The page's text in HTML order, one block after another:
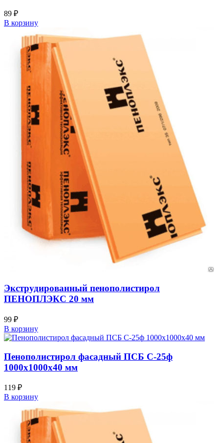
89 ₽
В корзину
Экструдированный пенополистирол
ПЕНОПЛЭКС 20 мм
99 ₽
В корзину
Пенополистирол фасадный ПСБ С-25ф
1000х1000х40 мм
119 ₽
В корзину